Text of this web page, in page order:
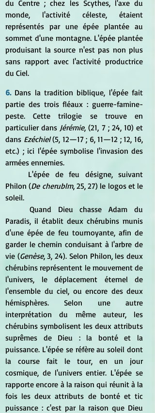
du Centre ; chez les Scythes, l'axe du
monde, l'activité céleste, étaient
représentés par une épée plantée au
sommet d'une montagne. L'épée plantée
produisant la source n'est pas non plus
sans rapport avec l'activité productrice
du Ciel.
6. Dans la tradition biblique, l'épée fait
partie des trois fléaux : guerre-famine-
peste. Cette trilogie se trouve en
particulier dans Jérémie, (21, 7 ; 24, 10) et
dans Ezéchiel (5, 12—17 ; 6, 11—12 ; 12, 16,
etc.) ; ici l'épée symbolise l'invasion des
armées ennemies.
Philon (De cherublm, 25, 27) le logos et le
soleil.
Paradis, il établit deux chérubins munis
d'une épée de feu tournoyante, afin de
garder le chemin conduisant à l'arbre de
vie (Genèse, 3, 24). Selon Philon, les deux
chérubins représentent le mouvement de
l'univers, le déplacement éternel de
l'ensemble du ciel, ou encore des deux
hémisphères. Selon une autre
interprétation du même auteur, les
chérubins symbolisent les deux attributs
suprêmes de Dieu : la bonté et la
puissance. L'épée se réfère au soleil dont
la course fait le tour, en un jour
cosmique, de l'univers entier. L'épée se
rapporte encore à la raison qui réunit à la
fois les deux attributs de bonté et tic
puissance : c'est par la raison que Dieu